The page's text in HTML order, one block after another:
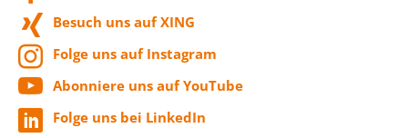
Besuch uns auf XING
Folge uns auf Instagram
Abonniere uns auf YouTube
Folge uns bei LinkedIn